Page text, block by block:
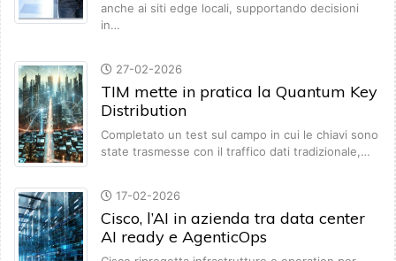
anche ai siti edge locali, supportando decisioni
in…
27-02-2026
TIM mette in pratica la Quantum Key
Distribution
Completato un test sul campo in cui le chiavi sono
state trasmesse con il traffico dati tradizionale,…
17-02-2026
Cisco, l’AI in azienda tra data center
AI ready e AgenticOps